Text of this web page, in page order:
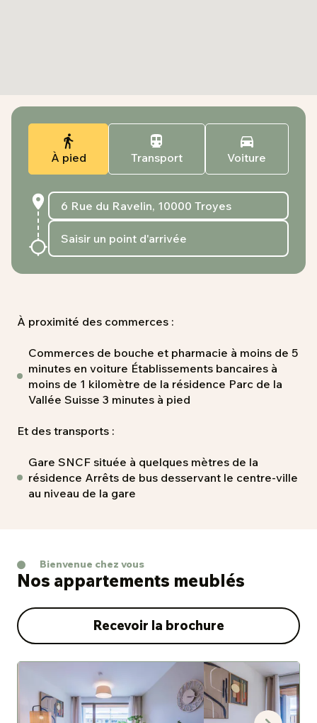
À pied Transport Voiture
À proximité des commerces :
Commerces de bouche et pharmacie à moins de 5
minutes en voiture Établissements bancaires à
moins de 1 kilomètre de la résidence Parc de la
Vallée Suisse 3 minutes à pied
Et des transports :
Gare SNCF située à quelques mètres de la
résidence Arrêts de bus desservant le centre-ville
au niveau de la gare
Bienvenue chez vous
Nos appartements meublés
Recevoir la brochure